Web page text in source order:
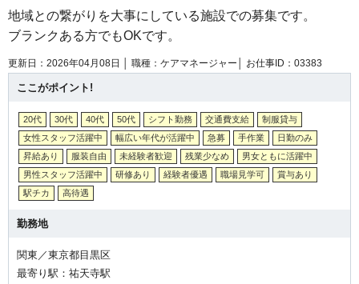
地域との繋がりを大事にしている施設での募集です。
ブランクある方でもOKです。
更新日：2026年04月08日 │ 職種：ケアマネージャー│ お仕事ID：03383
ここがポイント!
20代 30代 40代 50代 シフト勤務 交通費支給
制服貸与
女性スタッフ活躍中
幅広い年代が活躍中 急募 手作業
日勤のみ
昇給あり
服装自由 未経験者歓迎 残業少なめ
男女ともに活躍中
男性スタッフ活躍中
研修あり 経験者優遇 職場見学可
賞与あり
駅チカ
高待遇
勤務地
関東／東京都目黒区
最寄り駅：祐天寺駅